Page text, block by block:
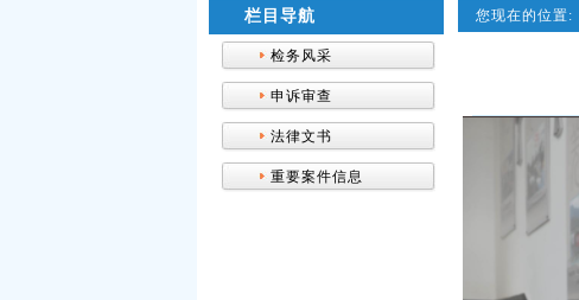
栏目导航
检务风采
申诉审查
法律文书
重要案件信息
您现在的位置: